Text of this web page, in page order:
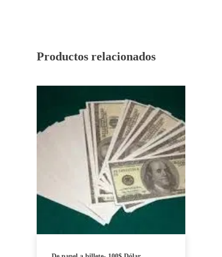
Productos relacionados